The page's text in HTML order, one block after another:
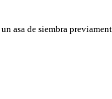
asa de siembra